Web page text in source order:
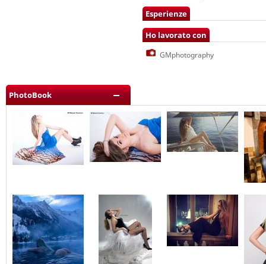
Esperienze
Ho lavorato con
GMphotography
PhotoBook